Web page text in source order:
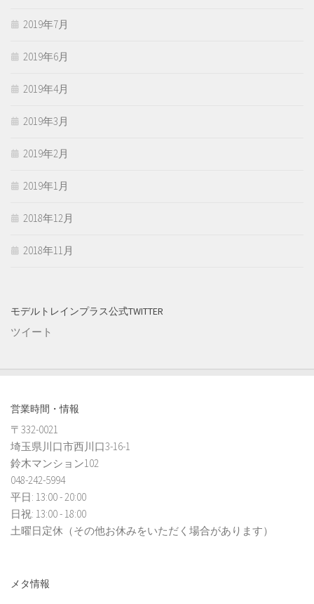
2019年7月
2019年6月
2019年4月
2019年3月
2019年2月
2019年1月
2018年12月
2018年11月
モデルトレインプラス公式TWITTER
ツイート
営業時間・情報
〒332-0021
埼玉県川口市西川口3-16-1
鈴木マンション102
048-242-5994
平日: 13:00 - 20:00
日祝: 13:00 - 18:00
土曜日定休（その他お休みをいただく場合があります）
メタ情報